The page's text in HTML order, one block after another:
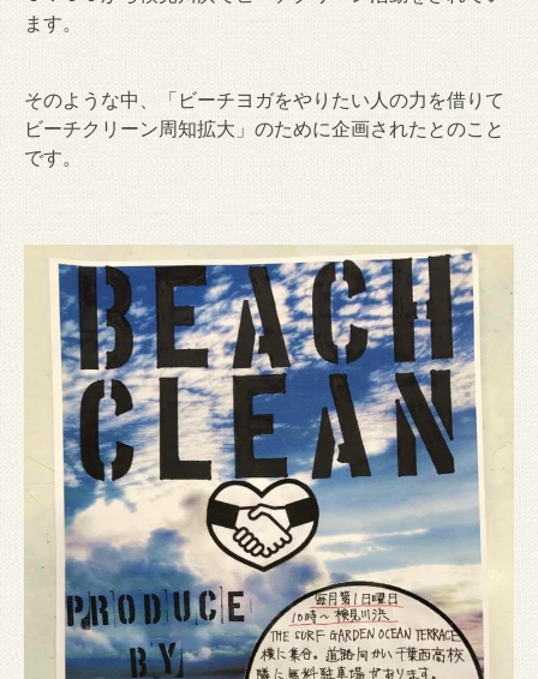
ます。
そのような中、「ビーチヨガをやりたい人の力を借りて
ビーチクリーン周知拡大」のために企画されたとのこと
です。